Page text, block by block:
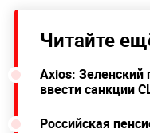
Читайте
Axios: Зеленский
ввести санкции
Российская